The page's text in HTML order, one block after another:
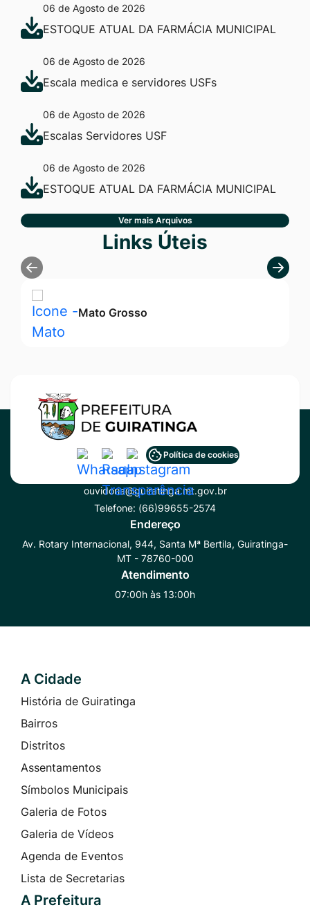
06 de Agosto de 2026
ESTOQUE ATUAL DA FARMÁCIA MUNICIPAL
06 de Agosto de 2026
Escala medica e servidores USFs
06 de Agosto de 2026
Escalas Servidores USF
06 de Agosto de 2026
ESTOQUE ATUAL DA FARMÁCIA MUNICIPAL
Ver mais Arquivos
Seção Links ÚteisLinks Úteis
Mato Grosso
Acessar
a
Rede
Whatsapp
Acessar
a
Rede
Social
Radar
Transparência
Acessar
a
Rede
Social
Instagram
Política de cookies
Contato
ouvidoria@guiratinga.mt.gov.br
Telefone: (66)99655-2574
Endereço
Av. Rotary Internacional, 944, Santa Mª Bertila, Guiratinga-
MT - 78760-000
Atendimento
07:00h às 13:00h
Seção do Rodapé e Contato
A Cidade
História de Guiratinga
Bairros
Distritos
Assentamentos
Símbolos Municipais
Galeria de Fotos
Galeria de Vídeos
Agenda de Eventos
Lista de Secretarias
A Prefeitura